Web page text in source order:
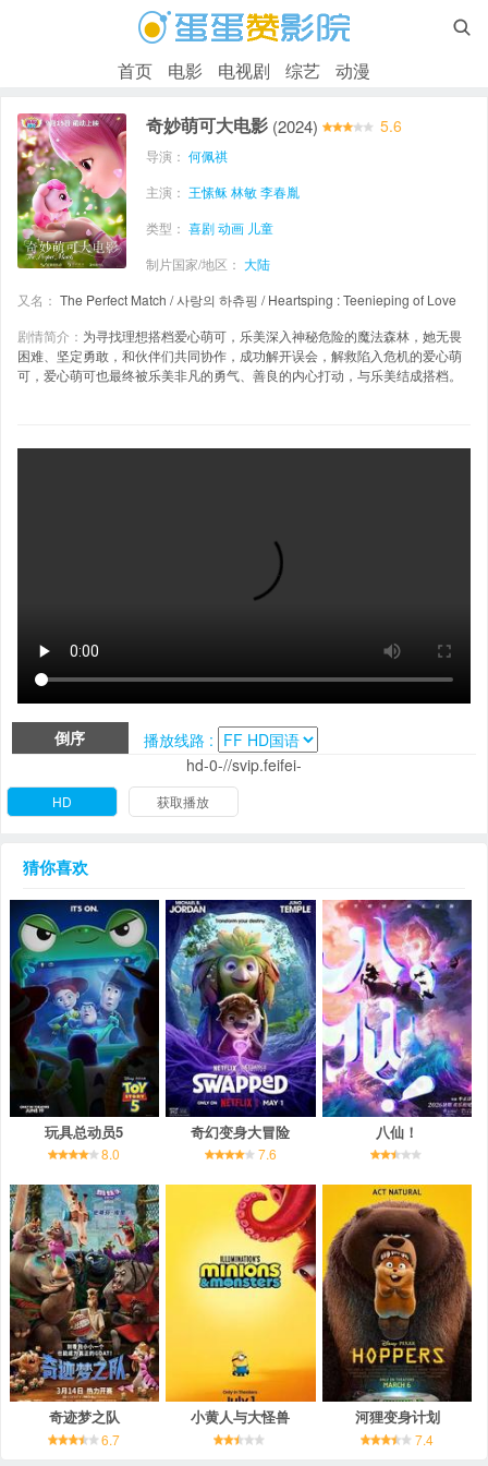

首页 电影 电视剧 综艺 动漫
奇妙萌可大电影 (2024) 5.6
导演： 何佩祺
主演： 王愫稣 林敏李春胤
类型： 喜剧动画 儿童
制片国家/地区： 大陆
又名： The Perfect Match / 사랑의 하츄핑 / Heartsping : Teenieping of Love
剧情简介： 为寻找理想搭档爱心萌可，乐美深入神秘危险的魔法森林，她无畏
困难、坚定勇敢，和伙伴们共同协作，成功解开误会，解救陷入危机的爱心萌
可，爱心萌可也最终被乐美非凡的勇气、善良的内心打动，与乐美结成搭档。
倒序
播放线路 :
hd-0-//svip.feifei-
HD 获取播放
猜你喜欢
玩具总动员5
8.0
奇幻变身大冒险
7.6
八仙！
奇迹梦之队
6.7
小黄人与大怪兽 河狸变身计划
7.4